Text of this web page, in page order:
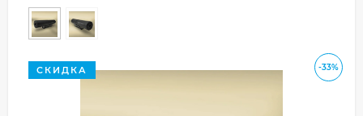
-33%
СКИДКА